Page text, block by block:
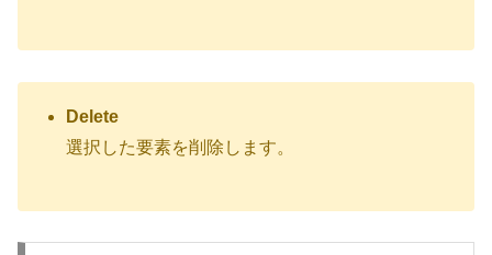
Delete
選択した要素を削除します。